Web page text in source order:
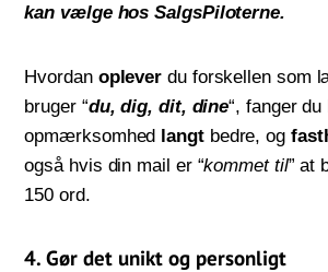
kan vælge hos SalgsPiloterne.
Hvordan oplever du forskellen som
bruger “du, dig, dit, dine“, fanger
opmærksomhed langtbedre, og
også hvis din mail er “kommet til” at
150 ord.
4. Gør det unikt og personligt